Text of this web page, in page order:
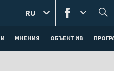
МНЕНИЯ ОБЪЕКТИВ
RU